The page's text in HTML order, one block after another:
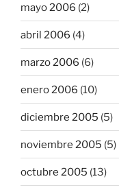
mayo 2006 (2)
abril 2006 (4)
marzo 2006 (6)
enero 2006 (10)
diciembre 2005 (5)
noviembre 2005 (5)
octubre 2005 (13)